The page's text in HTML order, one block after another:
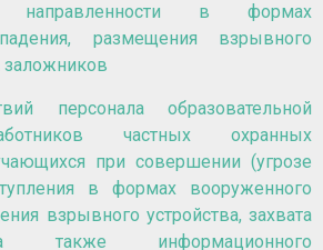
направленности в формах
размещения взрывного
заложников
персонала образовательной
частных охранных
при совершении (угрозе
в формах вооруженного
взрывного устройства, захвата
также информационного